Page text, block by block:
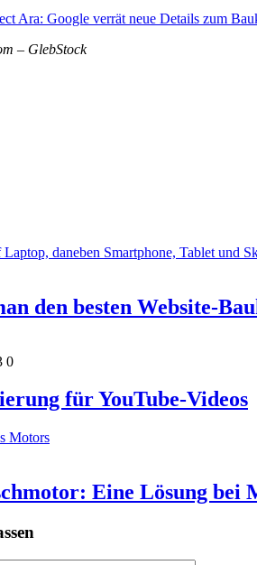
Ara: Google verrät neue Details zum
– GlebStock
den besten Website-
0
für YouTube-Videos
Eine Lösung bei